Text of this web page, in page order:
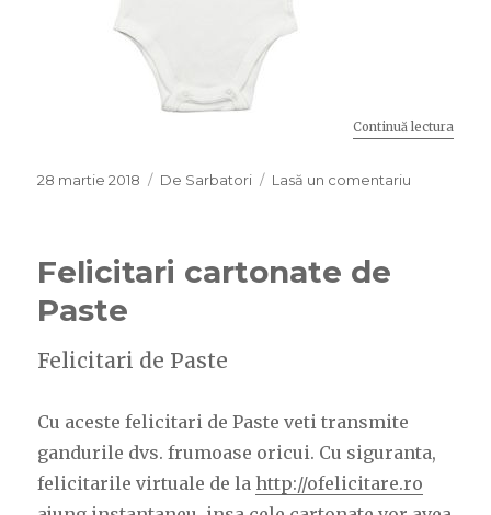
Continuă lectura„Idei
Publicat
28 martie 2018 Categorii
De Sarbatori Lasă un comentariu
Felicitari cartonate de
Paste
Felicitari de Paste
Cu aceste felicitari de Paste veti transmite
gandurile dvs. frumoase oricui. Cu siguranta,
felicitarile virtuale de lahttp://ofelicitare.ro